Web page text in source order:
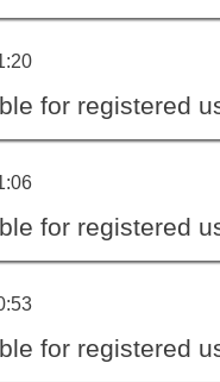
for registered
for registered
for registered